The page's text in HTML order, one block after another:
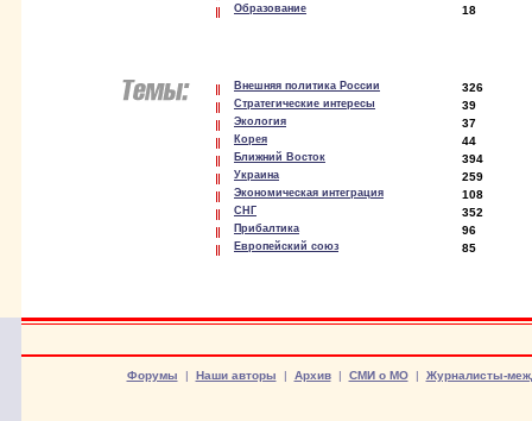
Образование 18
Внешняя политика России 326
Стратегические интересы 39
Экология 37
Корея 44
Ближний Восток 394
Украина 259
Экономическая интеграция 108
СНГ 352
Прибалтика 96
Европейский союз 85
Форумы | Наши авторы | Архив| СМИ о МО| Журналисты-